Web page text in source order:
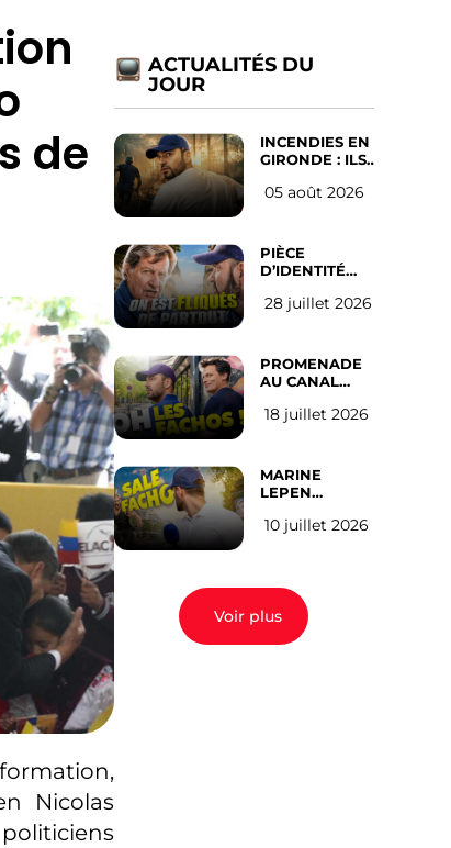
de
Nicolas
ACTUALITÉS DU
JOUR
INCENDIES EN
GIRONDE : ILS
D’ABANDONNER
05 août 2026
PIÈCE
D’IDENTITÉ
SUR LES
l’avis des
Français
28 juillet 2026
PROMENADE
AU CANAL
(les gauchistes
18 juillet 2026
MARINE
LEPEN
EN 2027 : l’avis
10 juillet 2026
Voir plus